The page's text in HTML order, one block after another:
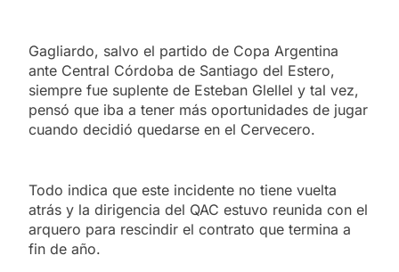
Gagliardo, salvo el partido de Copa Argentina
ante Central Córdoba de Santiago del Estero,
siempre fue suplente de Esteban Glellel y tal vez,
pensó que iba a tener más oportunidades de jugar
cuando decidió quedarse en el Cervecero.
Todo indica que este incidente no tiene vuelta
atrás y la dirigencia del QAC estuvo reunida con el
arquero para rescindir el contrato que termina a
fin de año.